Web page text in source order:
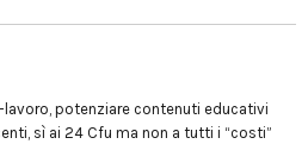
lavoro, potenziare contenuti educativi
sì ai 24 Cfu ma non a tutti i “costi”